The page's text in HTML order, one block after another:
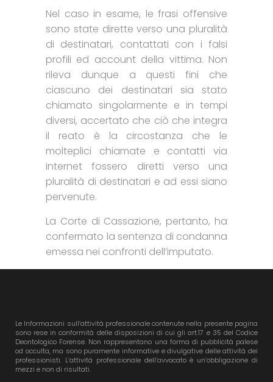
Nel caso in esame, le frasi offensive
sono state dirette verso una pluralità
di destinatari, contattati con i falsi
profili ed account della vittima. Non
rileva dunque a questi fini che
ciascuno dei destinatari sia stato
chiamato singolarmente e in tempi
diversi, accertato che ciò che integra
il reato è la circostanza che le
molteplici chiamate e contatti via
internet fossero diretti verso una
pluralità di destinatari e ad essi siano
pervenute.
La Corte di Cassazione, pertanto, ha
confermato la sentenza di condanna
emessa nei confronti dell’imputato.
Le Informazioni sull’attività professionale contenute nella presente pagina
sono rese in conformità delle disposizioni di cui gli art.17 e 35 del Codice
Deontologico Forense. Non rappresentano una forma di pubblicità palese
od occulta, ma sono puramente informative e divulgative delle attività dei
professionisti. L’attività professionale dell’avvocato è un’obbligazione di
mezzi e non di risultati.